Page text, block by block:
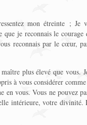
mon étreinte ; Je
je reconnais le
reconnais par le cœur,
plus élevé que vous.
à vous considérer
en vous. Vous ne pouvez
intérieure, votre divinité.